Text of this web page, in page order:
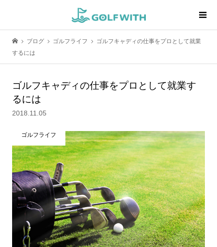
ブログ ゴルフライフ
ゴルフキャディの仕事をプロとして就業
するには
ゴルフキャディの仕事をプロとして就業す
るには
2018.11.05
ゴルフライフ